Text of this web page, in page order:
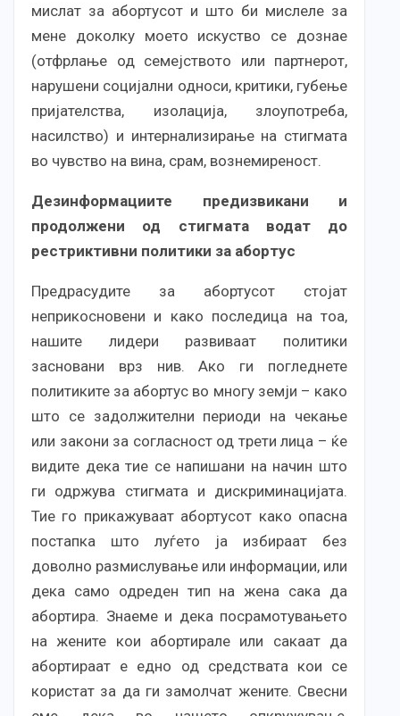
мислат за абортусот и што би мислеле за
мене доколку моето искуство се дознае
(отфрлање од семејството или партнерот,
нарушени социјални односи, критики, губење
пријателства, изолација, злоупотреба,
насилство) и интернализирање на стигмата
во чувство на вина, срам, вознемиреност.
Дезинформациите предизвикани и
продолжени од стигмата водат до
рестриктивни политики за абортус
Предрасудите за абортусот стојат
неприкосновени и како последица на тоа,
нашите лидери развиваат политики
засновани врз нив. Ако ги погледнете
политиките за абортус во многу земји – како
што се задолжителни периоди на чекање
или закони за согласност од трети лица – ќе
видите дека тие се напишани на начин што
ги одржува стигмата и дискриминацијата.
Тие го прикажуваат абортусот како опасна
постапка што луѓето ја избираат без
доволно размислување или информации, или
дека само одреден тип на жена сака да
абортира. Знаеме и дека посрамотувањето
на жените кои абортирале или сакаат да
абортираат е едно од средствата кои се
користат за да ги замолчат жените. Свесни